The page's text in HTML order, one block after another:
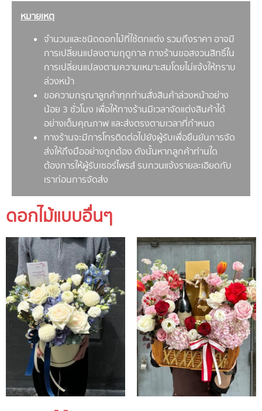
หมายเหตุ
จำนวนและชนิดดอกไม้ที่ใช้ตกแต่ง รวมถึงราคา อาจมี
การเปลี่ยนแปลงตามฤดูกาล ทางร้านขอสงวนสิทธิ์ใน
การเปลี่ยนแปลงตามความเหมาะสมโดยไม่แจ้งให้ทราบ
ล่วงหน้า
ขอความกรุณาลูกค้าทุกท่านสั่งสินค้าล่วงหน้าอย่าง
น้อย 3 ชั่วโมง เพื่อให้ทางร้านมีเวลาจัดแต่งสินค้าได้
อย่างเต็มคุณภาพ และส่งตรงตามเวลาที่กำหนด
ทางร้านจะมีการโทรติดต่อไปยังผู้รับเพื่อยืนยันการจัด
ส่งให้ถึงมืออย่างถูกต้อง ดังนั้นหากลูกค้าท่านใด
ต้องการให้ผู้รับเซอร์ไพรส์ รบกวนแจ้งรายละเอียดกับ
เราก่อนการจัดส่ง
ดอกไม้แบบอื่นๆ